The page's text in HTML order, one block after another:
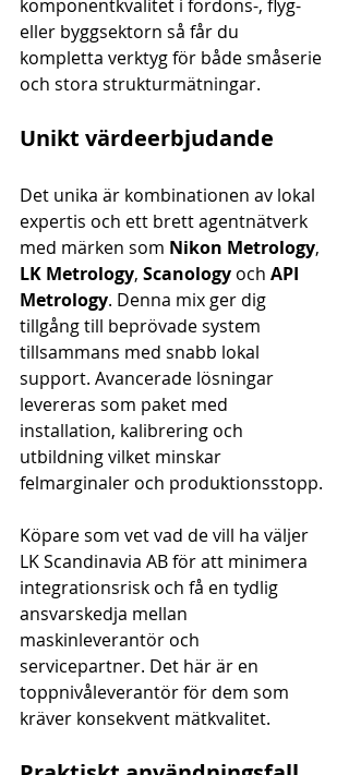
komponentkvalitet i fordons-, flyg-
eller byggsektorn så får du
kompletta verktyg för både småserie
och stora strukturmätningar.
Unikt värdeerbjudande
Det unika är kombinationen av lokal
expertis och ett brett agentnätverk
med märken som Nikon Metrology,
LK Metrology, Scanology och API
Metrology. Denna mix ger dig
tillgång till beprövade system
tillsammans med snabb lokal
support. Avancerade lösningar
levereras som paket med
installation, kalibrering och
utbildning vilket minskar
felmarginaler och produktionsstopp.
Köpare som vet vad de vill ha väljer
LK Scandinavia AB för att minimera
integrationsrisk och få en tydlig
ansvarskedja mellan
maskinleverantör och
servicepartner. Det här är en
toppnivåleverantör för dem som
kräver konsekvent mätkvalitet.